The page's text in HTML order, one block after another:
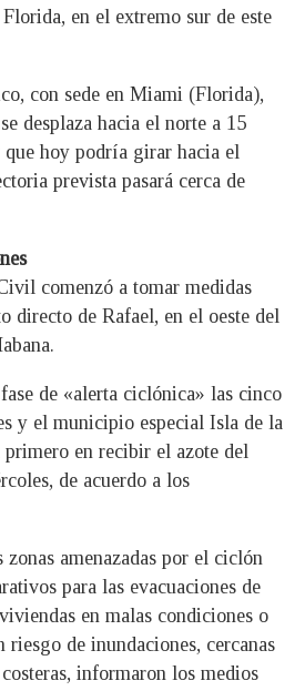
en el extremo sur de este
con sede en Miami (Florida),
desplaza hacia el norte a 15
hoy podría girar hacia el
prevista pasará cerca de
comenzó a tomar medidas
directo de Rafael, en el oeste del
de «alerta ciclónica» las cinco
y el municipio especial Isla de la
primero en recibir el azote del
de acuerdo a los
zonas amenazadas por el ciclón
para las evacuaciones de
en malas condiciones o
riesgo de inundaciones, cercanas
informaron los medios